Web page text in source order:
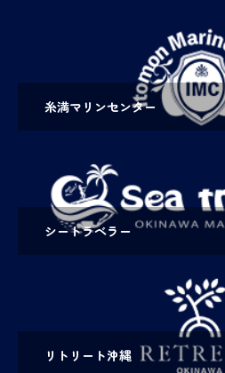
糸満マリンセンター
シートラベラー
リトリート沖縄